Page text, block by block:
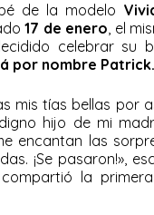
de la modelo
17 de enero, el
celebrar su
por nombre Patrick.
mis tías bellas por
hijo de mi
encantan las
¡Se pasaron!»,
la